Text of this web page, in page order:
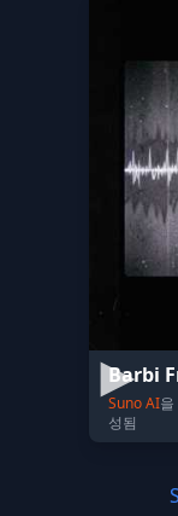
Barbi
Suno AI
성됨